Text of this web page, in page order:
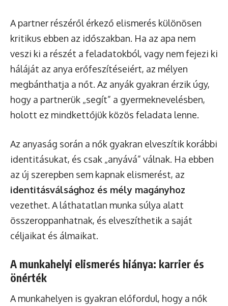
A partner részéről érkező elismerés különösen
kritikus ebben az időszakban. Ha az apa nem
veszi ki a részét a feladatokból, vagy nem fejezi ki
háláját az anya erőfeszítéseiért, az mélyen
megbánthatja a nőt. Az anyák gyakran érzik úgy,
hogy a partnerük „segít” a gyermeknevelésben,
holott ez mindkettőjük közös feladata lenne.
Az anyaság során a nők gyakran elveszítik korábbi
identitásukat, és csak „anyává” válnak. Ha ebben
az új szerepben sem kapnak elismerést, az
identitásválsághoz és mély magányhoz
vezethet. A láthatatlan munka súlya alatt
összeroppanhatnak, és elveszíthetik a saját
céljaikat és álmaikat.
A munkahelyi elismerés hiánya: karrier és
önérték
A munkahelyen is gyakran előfordul, hogy a nők